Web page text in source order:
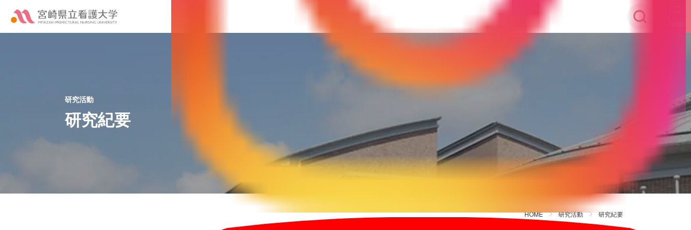
研究紀要
研究活動
HOME 研究活動 研究紀要